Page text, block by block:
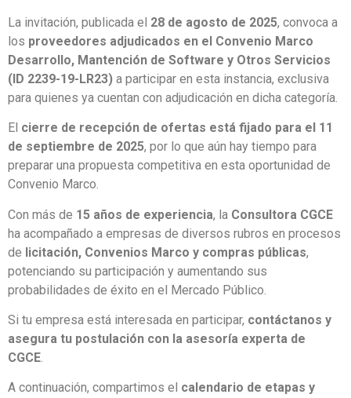
La invitación, publicada el 28 de agosto de 2025, convoca a
los proveedores adjudicados en el Convenio Marco
Desarrollo, Mantención de Software y Otros Servicios
(ID 2239-19-LR23) a participar en esta instancia, exclusiva
para quienes ya cuentan con adjudicación en dicha categoría.
El cierre de recepción de ofertas está fijado para el 11
de septiembre de 2025, por lo que aún hay tiempo para
preparar una propuesta competitiva en esta oportunidad de
Convenio Marco.
Con más de 15 años de experiencia, la Consultora CGCE
ha acompañado a empresas de diversos rubros en procesos
de licitación, Convenios Marco y compras públicas,
potenciando su participación y aumentando sus
probabilidades de éxito en el Mercado Público.
Si tu empresa está interesada en participar, contáctanos y
asegura tu postulación con la asesoría experta de
CGCE.
A continuación, compartimos el calendario de etapas y